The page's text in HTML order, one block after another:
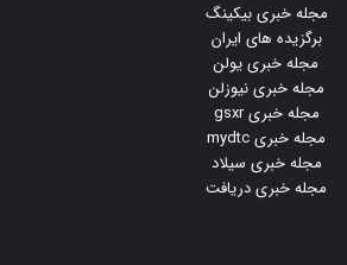
مجله خبری بیکینگ
برگزیده های ایران
مجله خبری یولن
مجله خبری نیوزلن
مجله خبری gsxr
مجله خبری mydtc
مجله خبری سیلاد
مجله خبری دریافت